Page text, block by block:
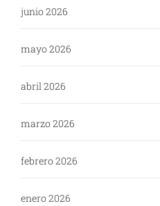
junio 2026
mayo 2026
abril 2026
marzo 2026
febrero 2026
enero 2026